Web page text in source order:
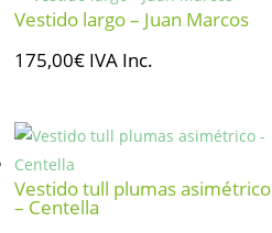
Vestido largo – Juan Marcos
175,00€ IVA Inc.
Vestido tull plumas asimétrico
– Centella